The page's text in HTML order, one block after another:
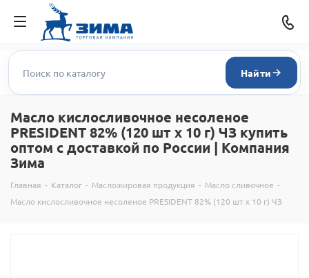
Найти
Масло кислосливочное несоленое
PRESIDENT 82% (120 шт х 10 г) ЧЗ купить
оптом с доставкой по России | Компания
Зима
Главная - Каталог - Масложировая продукция - Масло сливочное -
Масло кислосливочное несоленое PRESIDENT 82% (120 шт х 10 г) ЧЗ